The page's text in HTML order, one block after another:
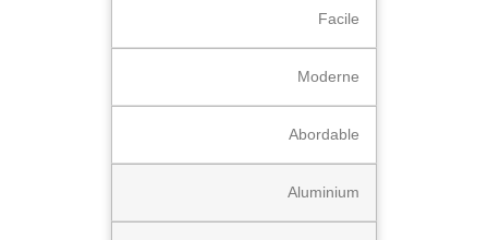
Facile
Moderne
Abordable
Aluminium